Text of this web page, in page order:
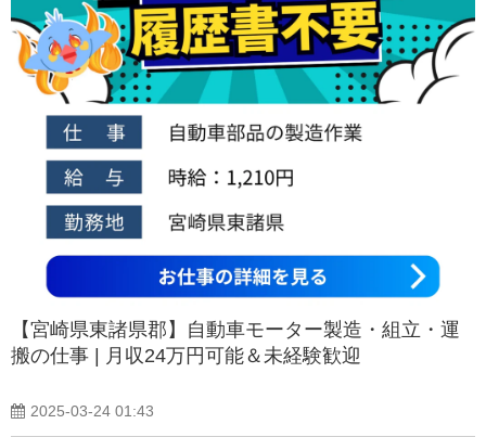
【宮崎県東諸県郡】自動車モーター製造・組立・運
搬の仕事 | 月収24万円可能＆未経験歓迎
2025-03-24 01:43